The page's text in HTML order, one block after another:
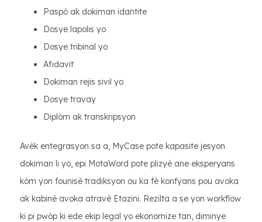
Paspò ak dokiman idantite
Dosye lapolis yo
Dosye tribinal yo
Afidavit
Dokiman rejis sivil yo
Dosye travay
Diplòm ak transkripsyon
Avèk entegrasyon sa a, MyCase pote kapasite jesyon
dokiman li yo, epi MotaWord pote plizyè ane eksperyans
kòm yon founisè tradiksyon ou ka fè konfyans pou avoka
ak kabinè avoka atravè Etazini. Rezilta a se yon workflow
ki pi pwòp ki ede ekip legal yo ekonomize tan, diminye